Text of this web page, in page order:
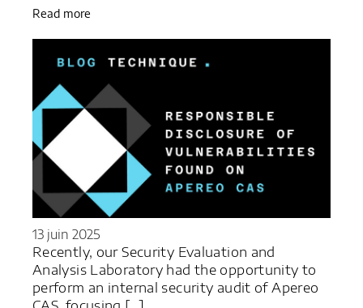
Read more
13 juin 2025
Recently, our Security Evaluation and
Analysis Laboratory had the opportunity to
perform an internal security audit of Apereo